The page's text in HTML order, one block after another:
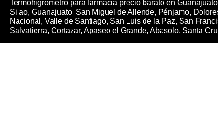
Termohigrometro para farmacia precio barato en
Silao, Guanajuato, San Miguel de Allende, Pénjamo,
Nacional, Valle de Santiago, San Luis de la Paz, San
Salvatierra, Cortazar, Apaseo el Grande, Abasolo, Santa